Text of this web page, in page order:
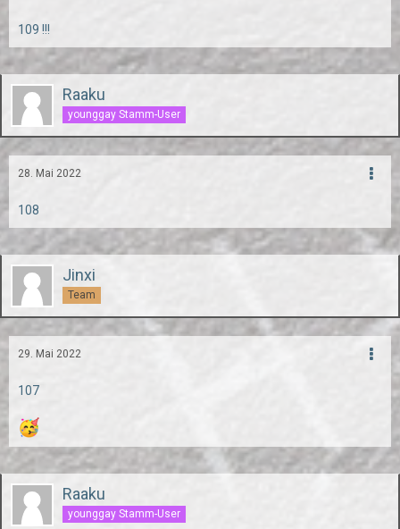
109 !!!
Raaku
younggay Stamm-User
28. Mai 2022
108
Jinxi
Team
29. Mai 2022
107
Raaku
younggay Stamm-User